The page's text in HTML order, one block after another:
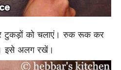
टुकड़ों को चलाएं। रुक रूक कर
इसे अलग रखें।